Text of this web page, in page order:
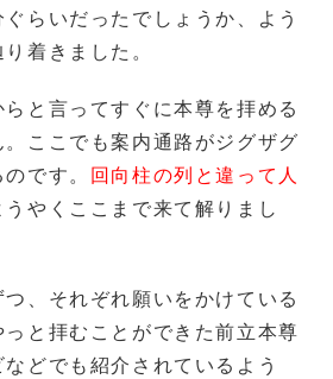
らいだったでしょうか、よう
着きました。
と言ってすぐに本尊を拝める
ここでも案内通路がジグザグ
です。 回向柱の列と違って人
うやくここまで来て解りまし
、それぞれ願いをかけている
と拝むことができた前立本尊
どでも紹介されているよう